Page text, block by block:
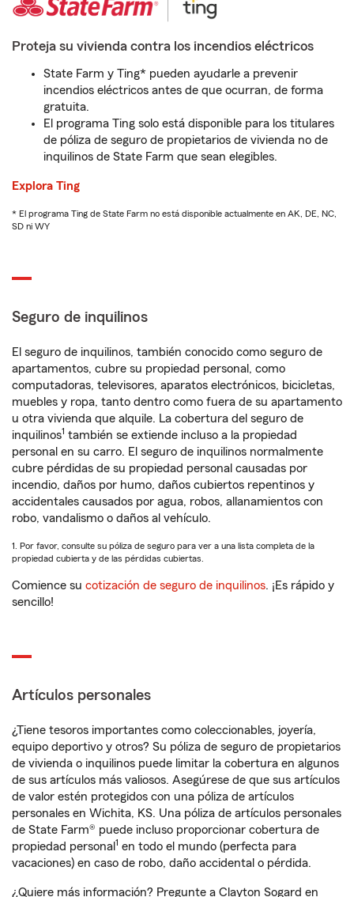
Proteja su vivienda contra los incendios eléctricos
State Farm y Ting* pueden ayudarle a prevenir
incendios eléctricos antes de que ocurran, de forma
gratuita.
El programa Ting solo está disponible para los titulares
de póliza de seguro de propietarios de vivienda no de
inquilinos de State Farm que sean elegibles.
Explora Ting
* El programa Ting de State Farm no está disponible actualmente en AK, DE, NC,
SD ni WY
Seguro de inquilinos
El seguro de inquilinos, también conocido como seguro de
apartamentos, cubre su propiedad personal, como
computadoras, televisores, aparatos electrónicos, bicicletas,
muebles y ropa, tanto dentro como fuera de su apartamento
u otra vivienda que alquile. La cobertura del seguro de
inquilinos1 también se extiende incluso a la propiedad
personal en su carro. El seguro de inquilinos normalmente
cubre pérdidas de su propiedad personal causadas por
incendio, daños por humo, daños cubiertos repentinos y
accidentales causados por agua, robos, allanamientos con
robo, vandalismo o daños al vehículo.
1. Por favor, consulte su póliza de seguro para ver a una lista completa de la
propiedad cubierta y de las pérdidas cubiertas.
Comience su cotización de seguro de inquilinos. ¡Es rápido y
sencillo!
Artículos personales
¿Tiene tesoros importantes como coleccionables, joyería,
equipo deportivo y otros? Su póliza de seguro de propietarios
de vivienda o inquilinos puede limitar la cobertura en algunos
de sus artículos más valiosos. Asegúrese de que sus artículos
de valor estén protegidos con una póliza de artículos
personales en Wichita, KS. Una póliza de artículos personales
de State Farm® puede incluso proporcionar cobertura de
propiedad personal 1 en todo el mundo (perfecta para
vacaciones) en caso de robo, daño accidental o pérdida.
¿Quiere más información? Pregunte a Clayton Sogard en